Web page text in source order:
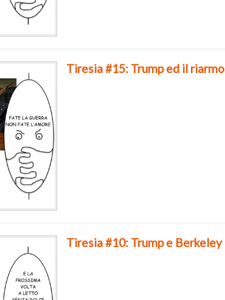
Tiresia #15: Trump ed il riarmo
Tiresia #10: Trump e Berkeley